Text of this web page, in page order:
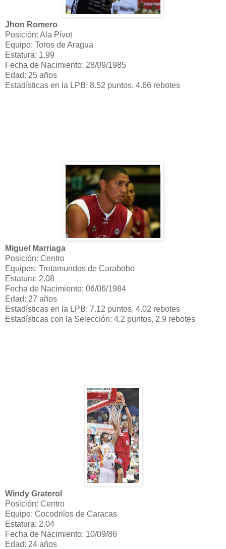
Jhon Romero
Posición: Ala Pívot
Equipo: Toros de Aragua
Estatura: 1.99
Fecha de Nacimiento: 28/09/1985
Edad: 25 años
Estadísticas en la LPB: 8.52 puntos, 4.66 rebotes
Miguel Marriaga
Posición: Centro
Equipos: Trotamundos de Carabobo
Estatura: 2.08
Fecha de Nacimiento: 06/06/1984
Edad: 27 años
Estadísticas en la LPB: 7.12 puntos, 4.02 rebotes
Estadísticas con la Selección: 4.2 puntos, 2.9 rebotes
Windy Graterol
Posición: Centro
Equipo: Cocodrilos de Caracas
Estatura: 2.04
Fecha de Nacimiento: 10/09/86
Edad: 24 años